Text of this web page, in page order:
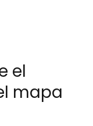
el
mapa